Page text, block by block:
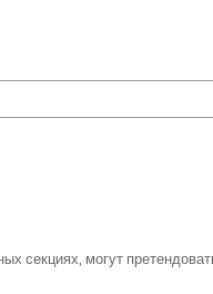
секциях, могут